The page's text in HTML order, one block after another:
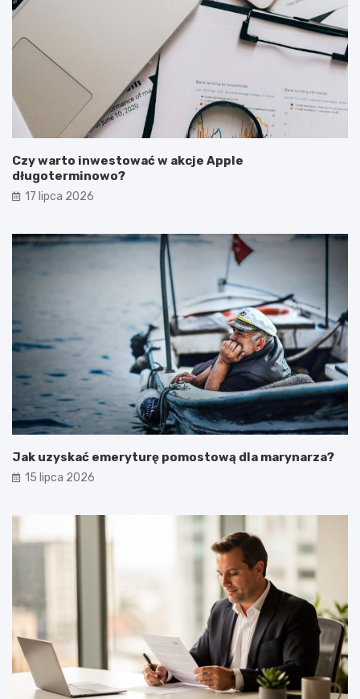
Czy warto inwestować w akcje Apple
długoterminowo?
17 lipca 2026
Jak uzyskać emeryturę pomostową dla marynarza?
15 lipca 2026